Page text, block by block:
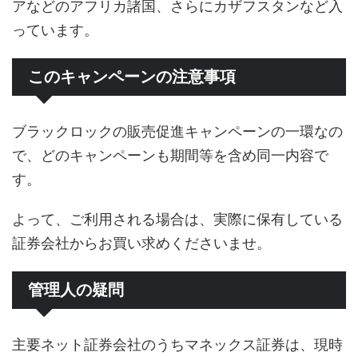
アなどのアフリカ諸国、さらにカザフスタンなど入
っています。
このキャンペーンの注意事項
ブラックロックの販売促進キャンペーンの一環なの
で、どのキャンペーンも期間等を含め同一内容で
す。
よって、ご利用される場合は、実際に保有している
証券会社からお買い求めくださいませ。
管理人の疑問
主要ネット証券会社のうちマネックス証券は、現時